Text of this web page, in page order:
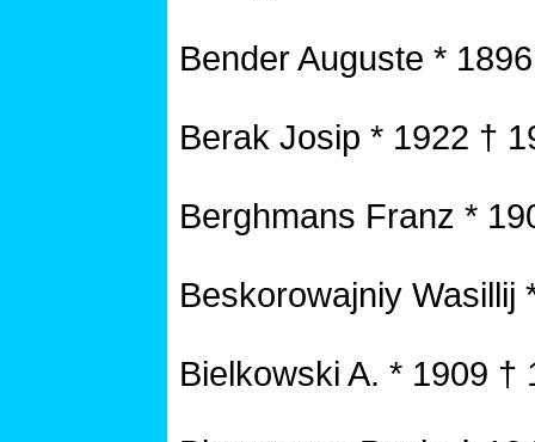
Bender Auguste *
Berak Josip * 1922 †
Berghmans Franz *
Beskorowajniy Wasillij
Bielkowski A. * 1909 †